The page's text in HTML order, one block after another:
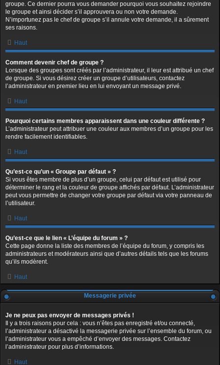
groupe. Ce dernier pourra vous demander pourquoi vous souhaitez rejoindre
le groupe et ainsi décider s’il approuvera ou non votre demande.
N’importunez pas le chef de groupe s’il annule votre demande, il a sûrement
ses raisons.
Haut
Comment devenir chef de groupe ?
Lorsque des groupes sont créés par l’administrateur, il leur est attribué un chef
de groupe. Si vous désirez créer un groupe d’utilisateurs, contactez
l’administrateur en premier lieu en lui envoyant un message privé.
Haut
Pourquoi certains membres apparaissent dans une couleur différente ?
L’administrateur peut attribuer une couleur aux membres d’un groupe pour les
rendre facilement identifiables.
Haut
Qu’est-ce qu’un « Groupe par défaut » ?
Si vous êtes membre de plus d’un groupe, celui par défaut est utilisé pour
déterminer le rang et la couleur de groupe affichés par défaut. L’administrateur
peut vous permettre de changer votre groupe par défaut via votre panneau de
l’utilisateur.
Haut
Qu’est-ce que le lien « L’équipe du forum » ?
Cette page donne la liste des membres de l’équipe du forum, y compris les
administrateurs et modérateurs ainsi que d’autres détails tels que les forums
qu’ils modèrent.
Haut
Messagerie privée
Je ne peux pas envoyer de messages privés !
Il y a trois raisons pour cela : vous n’êtes pas enregistré et/ou connecté,
l’administrateur a désactivé la messagerie privée sur l’ensemble du forum, ou
l’administrateur vous a empêché d’envoyer des messages. Contactez
l’administrateur pour plus d’informations.
Haut